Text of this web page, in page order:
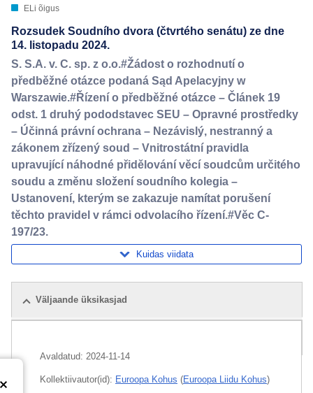
ELi õigus
Rozsudek Soudního dvora (čtvrtého senátu) ze dne
14. listopadu 2024.
S. S.A. v. C. sp. z o.o.#Žádost o rozhodnutí o
předběžné otázce podaná Sąd Apelacyjny w
Warszawie.#Řízení o předběžné otázce – Článek 19
odst. 1 druhý pododstavec SEU – Opravné prostředky
– Účinná právní ochrana – Nezávislý, nestranný a
zákonem zřízený soud – Vnitrostátní pravidla
upravující náhodné přidělování věcí soudcům určitého
soudu a změnu složení soudního kolegia –
Ustanovení, kterým se zakazuje namítat porušení
těchto pravidel v rámci odvolacího řízení.#Věc C-
197/23.
Kuidas viidata
Väljaande üksikasjad
Avaldatud: 2024-11-14
Kollektiivautor(id): Euroopa Kohus (Euroopa Liidu Kohus)